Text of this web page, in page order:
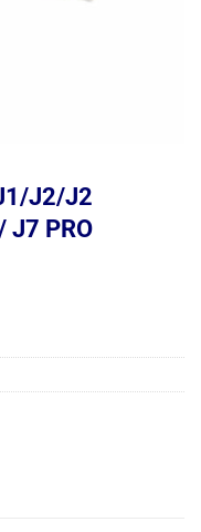
J2/J2
PRO